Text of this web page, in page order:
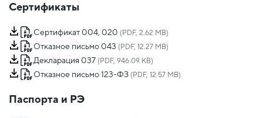
Сертификаты
Сертификат 004, 020 (PDF, 2.62 MB)
Отказное письмо 043 (PDF, 12.27 MB)
Декларация 037 (PDF, 946.09 KB)
Отказное письмо 123-ФЗ (PDF, 12.57 MB)
Паспорта и РЭ